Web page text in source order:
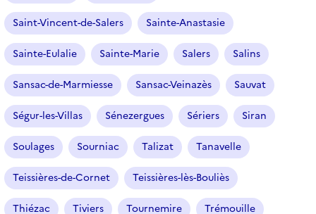
Saint-Vincent-de-Salers Sainte-Anastasie
Sainte-Eulalie Sainte-Marie Salers Salins
Sansac-de-Marmiesse Sansac-Veinazès Sauvat
Ségur-les-Villas Sénezergues Sériers Siran
Soulages Sourniac Talizat Tanavelle
Teissières-de-Cornet Teissières-lès-Bouliès
Thiézac Tiviers Tournemire Trémouille